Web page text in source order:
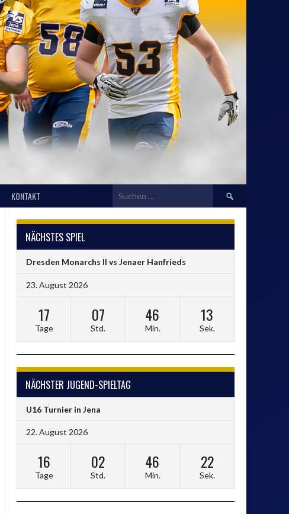
KONTAKT
Suchen
nach:
NÄCHSTES SPIEL
Dresden Monarchs II vs Jenaer Hanfrieds
23. August 2026
17
Tage
07
Std.
46
Min.
12
Sek.
NÄCHSTER JUGEND-SPIELTAG
U16 Turnier in Jena
22. August 2026
16
Tage
02
Std.
46
Min.
21
Sek.